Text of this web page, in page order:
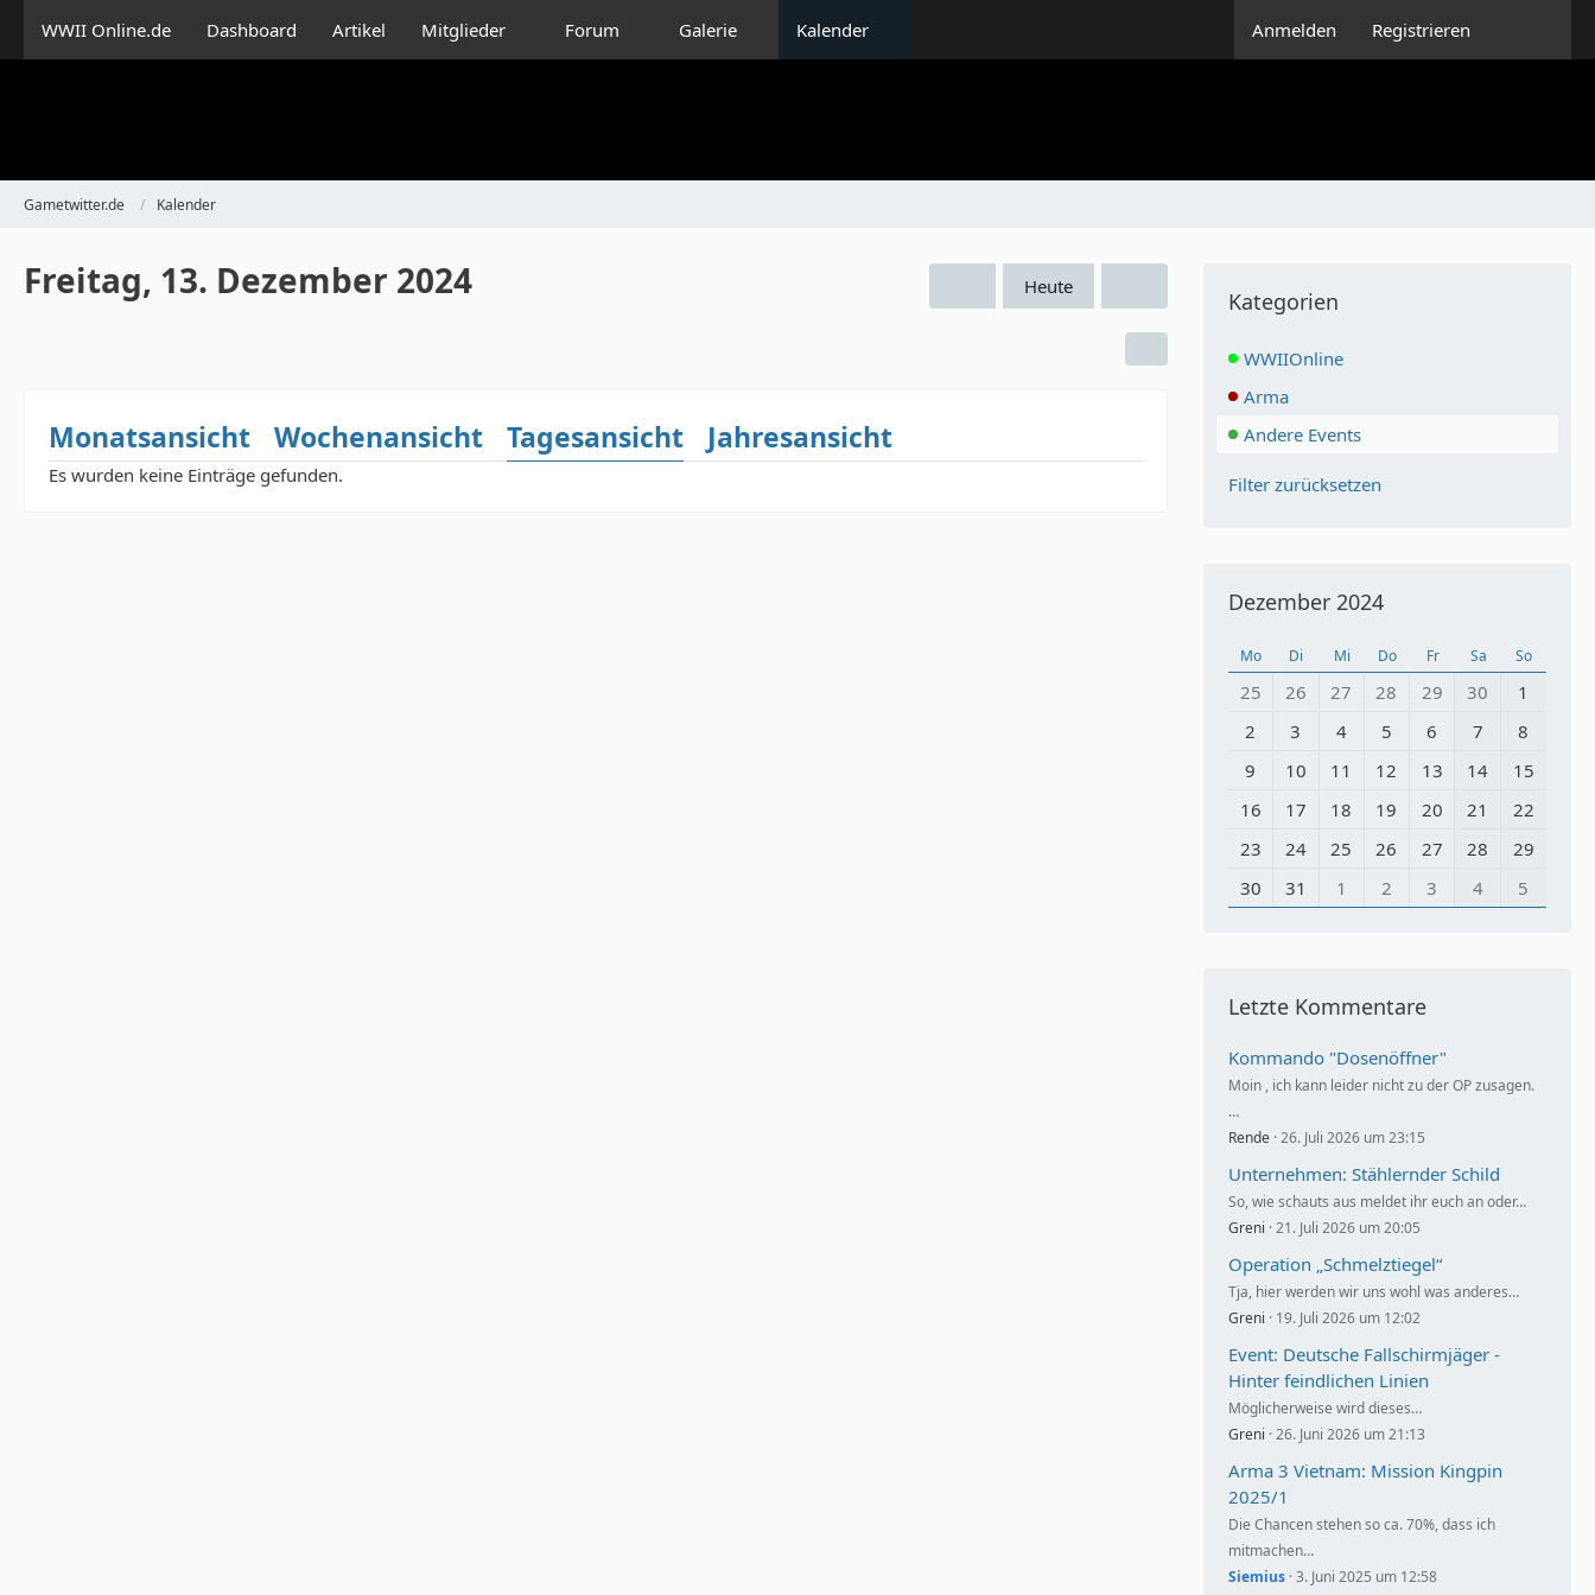
WWII Online.de Dashboard Artikel Mitglieder Forum Galerie Kalender Anmelden Registrieren
Gametwitter.de Kalender
Freitag, 13. Dezember 2024 Heute
Monatsansicht Wochenansicht Tagesansicht Jahresansicht
Es wurden keine Einträge gefunden.
Kategorien
WWIIOnline
Arma
Andere Events
Filter zurücksetzen
Dezember 2024
Mo Di Mi Do Fr Sa So
25 26 27 28 29 30
1
2
3 4 5 6 7
8
9
10 11 12 13 14
15
16
17 18 19 20 21
22
23
24 25 26 27 28
29
30
31 1 2 3 4 5
Letzte Kommentare
Kommando "Dosenöffner"
Moin , ich kann leider nicht zu der OP zusagen.
…
Rende 26. Juli 2026 um 23:15
Unternehmen: Stählernder Schild
So, wie schauts aus meldet ihr euch an oder…
Greni 21. Juli 2026 um 20:05
Operation „Schmelztiegel“
Tja, hier werden wir uns wohl was anderes…
Greni
19. Juli 2026 um 12:02
Event: Deutsche Fallschirmjäger -
Hinter feindlichen Linien
Möglicherweise wird dieses…
Greni 26. Juni 2026 um 21:13
Arma 3 Vietnam: Mission Kingpin
2025/1
Die Chancen stehen so ca. 70%, dass ich
mitmachen…
Siemius 3. Juni 2025 um 12:58